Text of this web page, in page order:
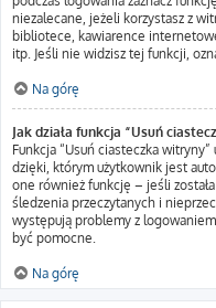
niezalecane, jeżeli korzystasz z
bibliotece, kawiarence
itp. Jeśli nie widzisz tej funkcji,
Na górę
Jak działa funkcja “Usuń
Funkcja “Usuń ciasteczka
dzięki, którym użytkownik jest
one również funkcję – jeśli
śledzenia przeczytanych i
występują problemy z
być pomocne.
Na górę